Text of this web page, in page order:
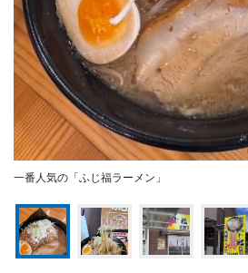
一番人気の「ふじ福ラーメン」